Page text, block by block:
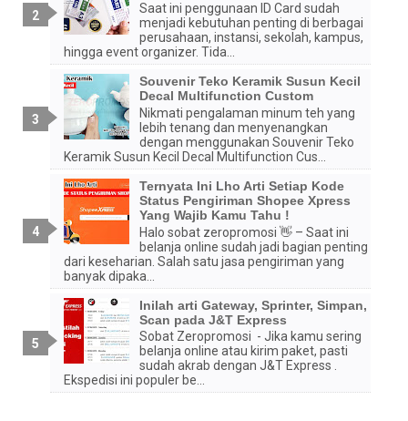
Saat ini penggunaan ID Card sudah
menjadi kebutuhan penting di berbagai
perusahaan, instansi, sekolah, kampus,
hingga event organizer. Tida...
Souvenir Teko Keramik Susun Kecil
Decal Multifunction Custom
Nikmati pengalaman minum teh yang
lebih tenang dan menyenangkan
dengan menggunakan Souvenir Teko
Keramik Susun Kecil Decal Multifunction Cus...
Ternyata Ini Lho Arti Setiap Kode
Status Pengiriman Shopee Xpress
Yang Wajib Kamu Tahu !
Halo sobat zeropromosi 👋 – Saat ini
belanja online sudah jadi bagian penting
dari keseharian. Salah satu jasa pengiriman yang
banyak dipaka...
Inilah arti Gateway, Sprinter, Simpan,
Scan pada J&T Express
Sobat Zeropromosi - Jika kamu sering
belanja online atau kirim paket, pasti
sudah akrab dengan J&T Express .
Ekspedisi ini populer be...